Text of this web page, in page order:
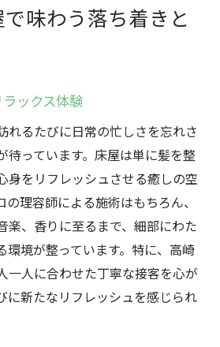
味わう落ち着きと
ックス体験
れるたびに日常の忙しさを忘れさ
待っています。床屋は単に髪を整
身をリフレッシュさせる癒しの空
理容師による施術はもちろん、
楽、香りに至るまで、細部にわた
環境が整っています。特に、高崎
一人に合わせた丁寧な接客を心が
に新たなリフレッシュを感じられ